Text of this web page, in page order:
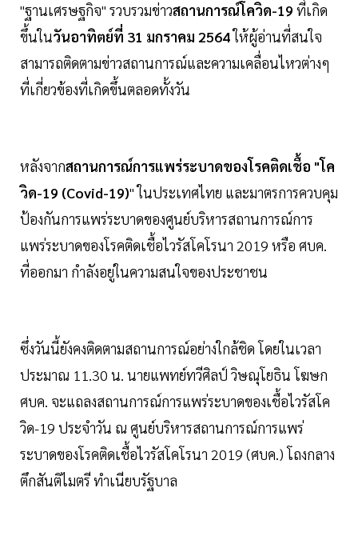
"ฐานเศรษฐกิจ" รวบรวมข่าวสถานการณ์โควิด-19 ที่เกิด
ขึ้นในวันอาทิตย์ที่ 31 มกราคม 2564ให้ผู้อ่านที่สนใจ
สามารถติดตามข่าวสถานการณ์และความเคลื่อนไหวต่างๆ
ที่เกี่ยวข้องที่เกิดขึ้นตลอดทั้งวัน
หลังจากสถานการณ์การแพร่ระบาดของโรคติดเชื้อ "โค
วิด-19 (Covid-19)" ในประเทศไทย และมาตรการควบคุม
ป้องกันการแพร่ระบาดของศูนย์บริหารสถานการณ์การ
แพร่ระบาดของโรคติดเชื้อไวรัสโคโรนา 2019 หรือ ศบค.
ที่ออกมา กำลังอยู่ในความสนใจของประชาชน
ซึ่งวันนี้ยังคงติดตามสถานการณ์อย่างใกล้ชิด โดยในเวลา
ประมาณ 11.30 น. นายแพทย์ทวีศิลป์ วิษณุโยธิน โฆษก
ศบค. จะแถลงสถานการณ์การแพร่ระบาดของเชื้อไวรัสโค
วิด-19 ประจำวัน ณ ศูนย์บริหารสถานการณ์การแพร่
ระบาดของโรคติดเชื้อไวรัสโคโรนา 2019 (ศบค.) โถงกลาง
ตึกสันติไมตรี ทำเนียบรัฐบาล